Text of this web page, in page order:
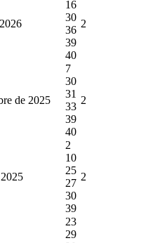
16
30
36
39
40
2
de 2025
7
30
31
33
39
40
2
2
10
25
27
30
39
2
23
29